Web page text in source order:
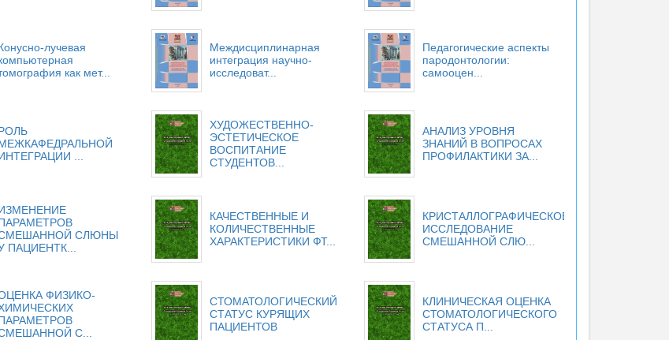
лучевая
как мет...
Междисциплинарная
интеграция научно-
исследоват...
Педагогические аспекты
пародонтологии:
самооцен...
...
ХУДОЖЕСТВЕННО-
ЭСТЕТИЧЕСКОЕ
ВОСПИТАНИЕ
СТУДЕНТОВ...
АНАЛИЗ УРОВНЯ
ЗНАНИЙ В ВОПРОСАХ
ПРОФИЛАКТИКИ ЗА...
СЛЮНЫ
ПАЦИЕНТК...
КАЧЕСТВЕННЫЕ И
КОЛИЧЕСТВЕННЫЕ
ХАРАКТЕРИСТИКИ ФТ...
КРИСТАЛЛОГРАФИЧЕСКОЕ
ИССЛЕДОВАНИЕ
СМЕШАННОЙ СЛЮ...
ФИЗИКО-
С...
СТОМАТОЛОГИЧЕСКИЙ
СТАТУС КУРЯЩИХ
ПАЦИЕНТОВ
КЛИНИЧЕСКАЯ ОЦЕНКА
СТОМАТОЛОГИЧЕСКОГО
СТАТУСА П...